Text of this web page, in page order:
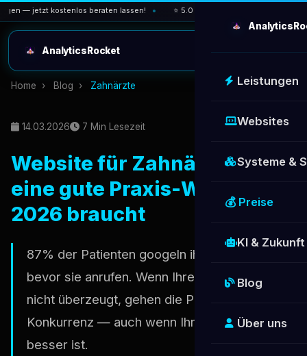
— jetzt kostenlos beraten lassen! ⭐ 5.0 Google-Bewertung — über 30
AnalyticsRocket
Leistungen
Websites
Systeme &
💰 Preise
KI & Zukunft
Blog
Über uns
Home › Blog › Zahnärzte
14.03.2026 7 Min Lesezeit
Website für Zahnärzte: Was
eine gute Praxis-Website
2026 braucht
87% der Patienten googeln ihren Zahnarzt
bevor sie anrufen. Wenn Ihre Praxis-Website
nicht überzeugt, gehen die Patienten zur
Konkurrenz — auch wenn Ihre Behandlung
besser ist.